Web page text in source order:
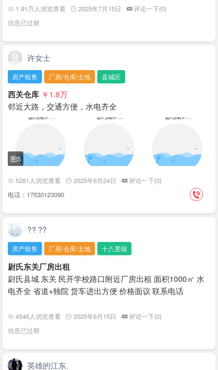
1.91万人浏览查看 2025年7月15日
评论一下(0)
信息已过期
许女士
房产租售 厂房/仓库/土地 县城区
西关仓库 ￥1.8万
邻近大路，交通方便，水电齐全
图5
5281人浏览查看 2025年6月24日
评论一下(0)
电话：17530123090
?? ??
房产租售 厂房/仓库/土地 十八里镇
尉氏东关厂房出租
尉氏县城 东关 民开学校路口附近厂房出租 面积1000㎡ 水
电齐全 省道+独院 货车进出方便 价格面议 联系电话
4546人浏览查看 2025年6月15日
评论一下(0)
信息已过期
英雄的江东.